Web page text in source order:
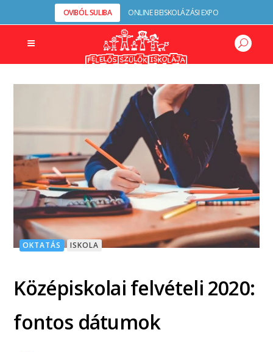
OVIBÓL SULIBA ONLINE BEISKOLÁZÁSI EXPO
OKTATÁS ISKOLA
Középiskolai felvételi 2020:
fontos dátumok